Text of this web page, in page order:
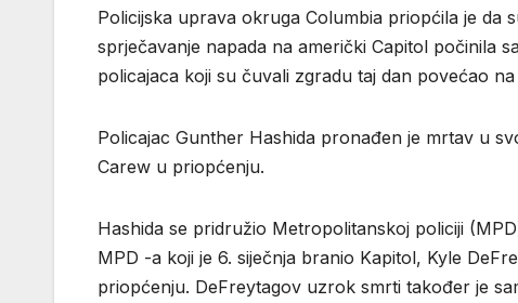
Policijska uprava okruga Columbia priopćila je da
sprječavanje napada na američki Capitol počinila
policajaca koji su čuvali zgradu taj dan povećao na
Policajac Gunther Hashida pronađen je mrtav u
Carew u priopćenju.
Hashida se pridružio Metropolitanskoj policiji
MPD -a koji je 6. siječnja branio Kapitol, Kyle
priopćenju. DeFreytagov uzrok smrti također je